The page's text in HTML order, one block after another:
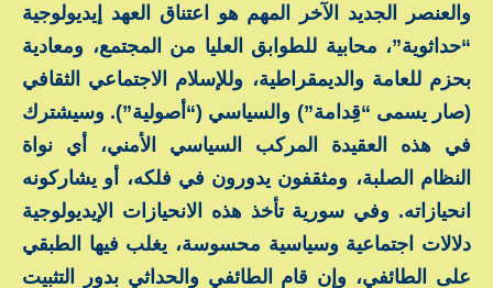
والعنصر الجديد الآخر المهم هو اعتناق العهد إيديولوجية
“حداثوية”، محابية للطوابق العليا من المجتمع، ومعادية
بحزم للعامة والديمقراطية، وللإسلام الاجتماعي الثقافي
(صار يسمى “قِدامة”) والسياسي (“أصولية”). وسيشترك
في هذه العقيدة المركب السياسي الأمني، أي نواة
النظام الصلبة، ومثقفون يدورون في فلكه، أو يشاركونه
انحيازاته. وفي سورية تأخذ هذه الانحيازات الإيديولوجية
دلالات اجتماعية وسياسية محسوسة، يغلب فيها الطبقي
على الطائفي، وإن قام الطائفي والحداثي بدور التثبيت